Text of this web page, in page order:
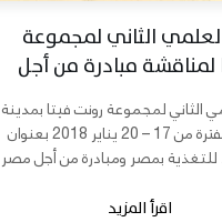
الثاني لمجموعة
لمناقشة مبادرة من أجل
الثاني لمجموعة رونت فيتا بمدينة
السخنة في الفترة من 17 – 20 يناير 2018 بعنوان
بمصر ومبادرة من أجل مصر
بحضور عدد كبير من...
اقرأ المزيد